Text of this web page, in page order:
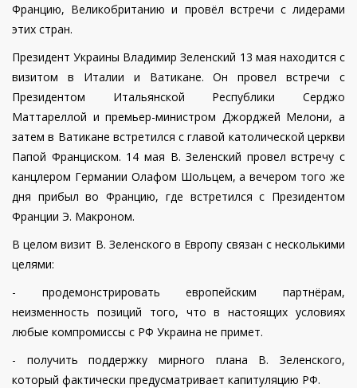
Францию, Великобританию и провёл встречи с лидерами
этих стран.
Президент Украины Владимир Зеленский 13 мая находится с
визитом в Италии и Ватикане. Он провел встречи с
Президентом Итальянской Республики Серджо
Маттареллой и премьер-министром Джорджей Мелони, а
затем в Ватикане встретился с главой католической церкви
Папой Франциском. 14 мая В. Зеленский провел встречу с
канцлером Германии Олафом Шольцем, а вечером того же
дня прибыл во Францию, где встретился с Президентом
Франции Э. Макроном.
В целом визит В. Зеленского в Европу связан с несколькими
целями:
- продемонстрировать европейским партнёрам,
неизменность позиций того, что в настоящих условиях
любые компромиссы с РФ Украина не примет.
- получить поддержку мирного плана В. Зеленского,
который фактически предусматривает капитуляцию РФ.